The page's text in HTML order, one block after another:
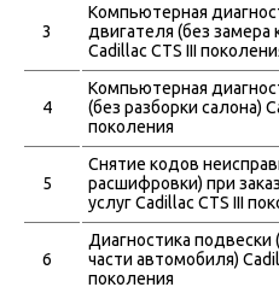
3
Компьютерная
двигателя (без замера
Cadillac CTS III
4
Компьютерная
(без разборки салона)
поколения
5
Снятие кодов
расшифровки) при
услуг Cadillac CTS III
6
Диагностика подвески
части автомобиля)
поколения